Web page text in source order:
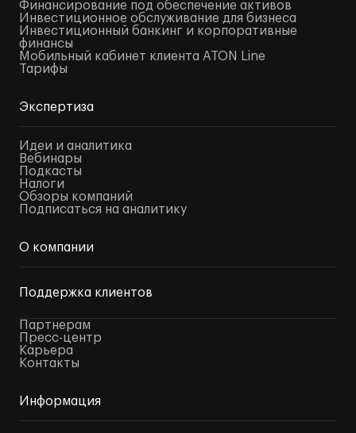
Финансирование под обеспечение активов
Инвестиционное обслуживание для бизнеса
Инвестиционный банкинг и корпоративные
финансы
Мобильный кабинет клиента ATON Line
Тарифы
Экспертиза
Идеи и аналитика
Вебинары
Подкасты
Налоги
Обзоры компаний
Подписаться на аналитику
О компании
Поддержка клиентов
Партнерам
Пресс-центр
Карьера
Контакты
Информация